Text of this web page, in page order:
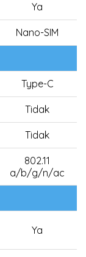
Ya
Nano-SIM
Type-C
Tidak
Tidak
802.11
a/b/g/n/ac
Ya